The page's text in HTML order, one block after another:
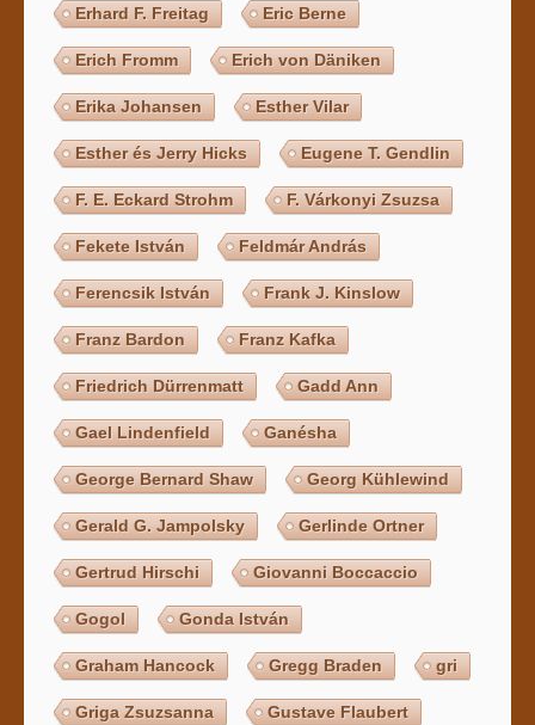
Erhard F. Freitag Eric Berne
Erich Fromm Erich von Däniken
Erika Johansen Esther Vilar
Esther és Jerry Hicks Eugene T. Gendlin
F. E. Eckard Strohm F. Várkonyi Zsuzsa
Fekete István Feldmár András
Ferencsik István Frank J. Kinslow
Franz Bardon Franz Kafka
Friedrich Dürrenmatt Gadd Ann
Gael Lindenfield Ganésha
George Bernard Shaw Georg Kühlewind
Gerald G. Jampolsky Gerlinde Ortner
Gertrud Hirschi Giovanni Boccaccio
Gogol Gonda István
Graham Hancock Gregg Braden gri
Griga Zsuzsanna Gustave Flaubert